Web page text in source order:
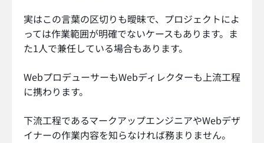
実はこの言葉の区切りも曖昧で、プロジェクトによ
っては作業範囲が明確でないケースもあります。ま
た1人で兼任している場合もあります。
WebプロデューサーもWebディレクターも上流工程
に携わります。
下流工程であるマークアップエンジニアやWebデザ
イナーの作業内容を知らなければ務まりません。